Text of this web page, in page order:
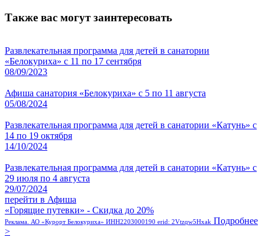
Также вас могут заинтересовать
Развлекательная программа для детей в санатории
«Белокуриха» с 11 по 17 сентября
08/09/2023
Афиша санатория «Белокуриха» с 5 по 11 августа
05/08/2024
Развлекательная программа для детей в санатории «Катунь» с
14 по 19 октября
14/10/2024
Развлекательная программа для детей в санатории «Катунь» с
29 июля по 4 августа
29/07/2024
перейти в Афиша
«Горящие путевки» - Скидка до 20%
Реклама. АО «Курорт Белокуриха» ИНН2203000190 erid: 2Vtzqw5Hxak Подробнее
>